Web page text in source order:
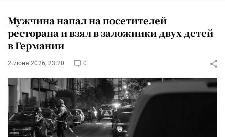
Мужчина напал на посетителей
ресторана и взял в заложники двух детей
в Германии
2 июня 2026, 23:20 0